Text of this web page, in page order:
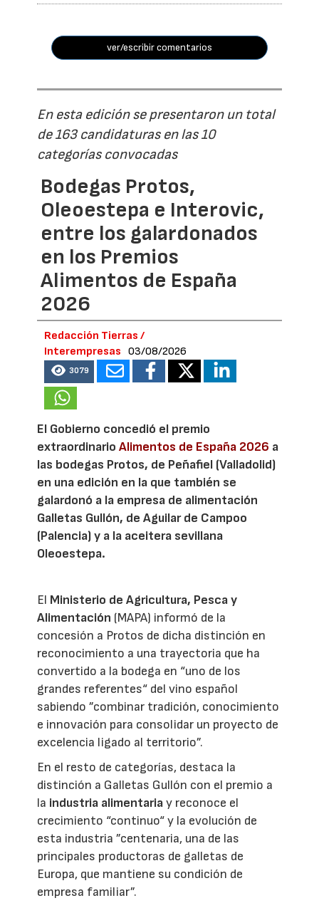
ver/escribir comentarios
En esta edición se presentaron un total
de 163 candidaturas en las 10
categorías convocadas
Bodegas Protos,
Oleoestepa e Interovic,
entre los galardonados
en los Premios
Alimentos de España
2026
Redacción Tierras /
Interempresas
03/08/2026
3079
El Gobierno concedió el premio
extraordinarioAlimentos de España 2026 a
las bodegas Protos, de Peñafiel (Valladolid)
en una edición en la que también se
galardonó a la empresa de alimentación
Galletas Gullón, de Aguilar de Campoo
(Palencia) y a la aceitera sevillana
Oleoestepa.
El Ministerio de Agricultura, Pesca y
Alimentación (MAPA) informó de la
concesión a Protos de dicha distinción en
reconocimiento a una trayectoria que ha
convertido a la bodega en “uno de los
grandes referentes“ del vino español
sabiendo ”combinar tradición, conocimiento
e innovación para consolidar un proyecto de
excelencia ligado al territorio”.
En el resto de categorías, destaca la
distinción a Galletas Gullón con el premio a
la industria alimentariay reconoce el
crecimiento “continuo“ y la evolución de
esta industria ”centenaria, una de las
principales productoras de galletas de
Europa, que mantiene su condición de
empresa familiar”.